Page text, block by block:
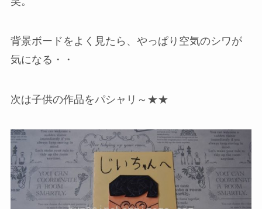
背景ボードをよく見たら、やっぱり空気のシワが
気になる・・
次は子供の作品をパシャリ～★★